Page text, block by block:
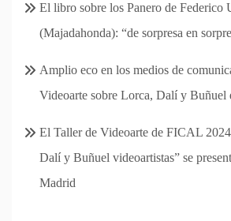
El libro sobre los Panero de Federico
(Majadahonda): “de sorpresa en
Amplio eco en los medios de
Videoarte sobre Lorca, Dalí y
El Taller de Videoarte de FICAL
Dalí y Buñuel videoartistas” se
Madrid